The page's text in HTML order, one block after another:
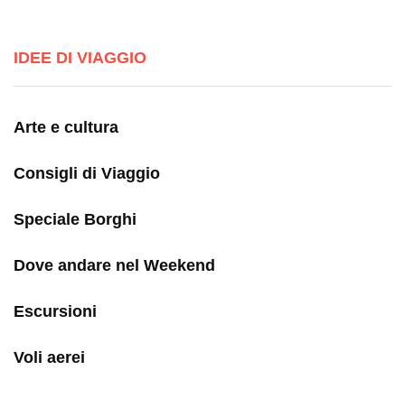
IDEE DI VIAGGIO
Arte e cultura
Consigli di Viaggio
Speciale Borghi
Dove andare nel Weekend
Escursioni
Voli aerei